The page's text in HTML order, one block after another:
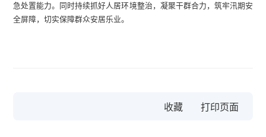
急处置能力。同时持续抓好人居环境整治，凝聚干群合力，筑牢汛期安
全屏障，切实保障群众安居乐业。
收藏